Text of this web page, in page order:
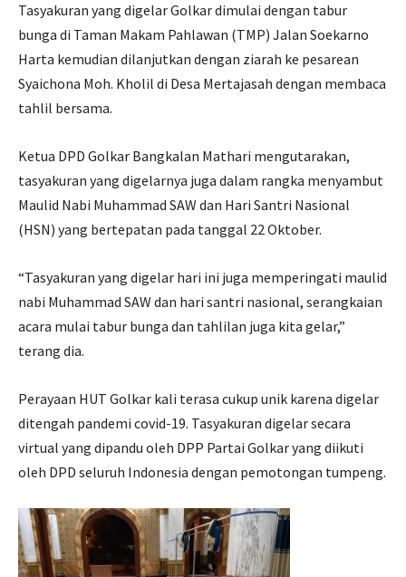
Tasyakuran yang digelar Golkar dimulai dengan tabur
bunga di Taman Makam Pahlawan (TMP) Jalan Soekarno
Harta kemudian dilanjutkan dengan ziarah ke pesarean
Syaichona Moh. Kholil di Desa Mertajasah dengan membaca
tahlil bersama.
Ketua DPD Golkar Bangkalan Mathari mengutarakan,
tasyakuran yang digelarnya juga dalam rangka menyambut
Maulid Nabi Muhammad SAW dan Hari Santri Nasional
(HSN) yang bertepatan pada tanggal 22 Oktober.
“Tasyakuran yang digelar hari ini juga memperingati maulid
nabi Muhammad SAW dan hari santri nasional, serangkaian
acara mulai tabur bunga dan tahlilan juga kita gelar,”
terang dia.
Perayaan HUT Golkar kali terasa cukup unik karena digelar
ditengah pandemi covid-19. Tasyakuran digelar secara
virtual yang dipandu oleh DPP Partai Golkar yang diikuti
oleh DPD seluruh Indonesia dengan pemotongan tumpeng.